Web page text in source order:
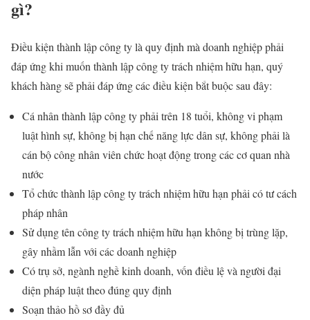
gì?
Điều kiện thành lập công ty là quy định mà doanh nghiệp phải
đáp ứng khi muốn thành lập công ty trách nhiệm hữu hạn, quý
khách hàng sẽ phải đáp ứng các điều kiện bắt buộc sau đây:
Cá nhân thành lập công ty phải trên 18 tuổi, không vi phạm
luật hình sự, không bị hạn chế năng lực dân sự, không phải là
cán bộ công nhân viên chức hoạt động trong các cơ quan nhà
nước
Tổ chức thành lập công ty trách nhiệm hữu hạn phải có tư cách
pháp nhân
Sử dụng tên công ty trách nhiệm hữu hạn không bị trùng lặp,
gây nhầm lẫn với các doanh nghiệp
Có trụ sở, ngành nghề kinh doanh, vốn điều lệ và người đại
diện pháp luật theo đúng quy định
Soạn thảo hồ sơ đầy đủ